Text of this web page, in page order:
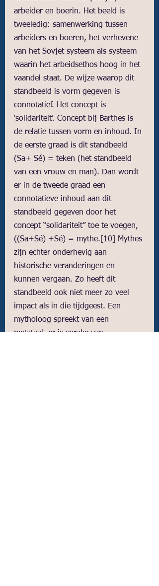
arbeider en boerin. Het beeld is
tweeledig: samenwerking tussen
arbeiders en boeren, het verhevene
van het Sovjet systeem als systeem
waarin het arbeidsethos hoog in het
vaandel staat. De wijze waarop dit
standbeeld is vorm gegeven is
connotatief. Het concept is
‘solidariteit’. Concept bij Barthes is
de relatie tussen vorm en inhoud. In
de eerste graad is dit standbeeld
(Sa+ Sé) = teken (het standbeeld
van een vrouw en man). Dan wordt
er in de tweede graad een
connotatieve inhoud aan dit
standbeeld gegeven door het
concept “solidariteit” toe te voegen,
((Sa+Sé) +Sé) = mythe. [10]
Mythes
zijn echter onderhevig aan
historische veranderingen en
kunnen vergaan. Zo heeft dit
standbeeld ook niet meer zo veel
impact als in die tijdgeest. Een
mytholoog spreekt van een
metataal, er is sprake van